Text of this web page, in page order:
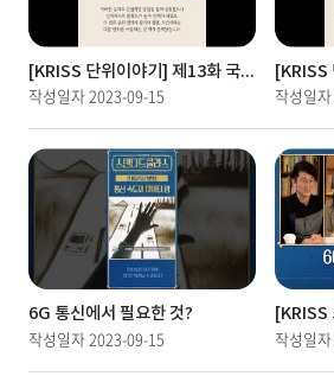
[KRISS 단위이야기] 제13화 국제단위계가 선택한 전류의 단위 A(암페어)
작성일자2023-09-15 작성일자
6G 통신에서 필요한 것?
작성일자2023-09-15 작성일자